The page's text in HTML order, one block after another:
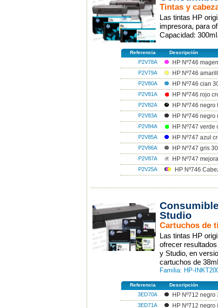
Tintas y
Las tintas HP
impresora, para
Capacidad:
Referencia Descripción
P2V78A HP Nº746
P2V79A HP Nº746
P2V80A HP Nº746 cian
P2V81A HP Nº746 rojo
P2V82A HP Nº746 negro
P2V83A HP Nº746 negro
P2V84A HP Nº747
P2V85A HP Nº747 azul
P2V86A HP Nº747 gris
P2V87A HP Nº747
P2V25A HP Nº746
Studio
Cartuchos de
Las tintas HP
ofrecer
y Studio, en
cartuchos de
Familia: HP-
Referencia Descripción
3ED70A HP Nº712 negro
3ED71A HP Nº712